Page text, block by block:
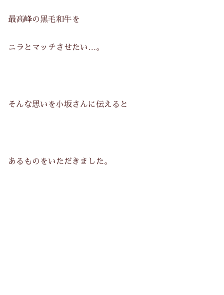
最高峰の黒毛和牛を
ニラとマッチさせたい…。
そんな思いを小坂さんに伝えると
あるものをいただきました。